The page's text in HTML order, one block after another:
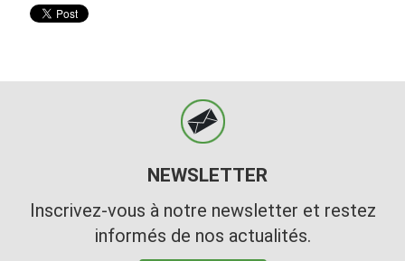
NEWSLETTER
Inscrivez-vous à notre newsletter et restez
informés de nos actualités.